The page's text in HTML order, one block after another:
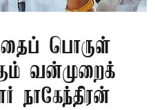
பொருள்
வன்முறைக்
நாகேந்திரன்